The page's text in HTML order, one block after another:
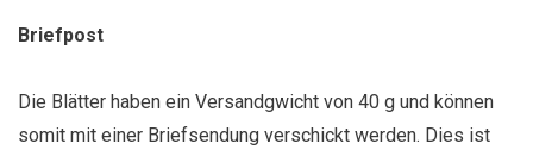
Briefpost
Die Blätter haben ein Versandgwicht von 40 g und können
somit mit einer Briefsendung verschickt werden. Dies ist